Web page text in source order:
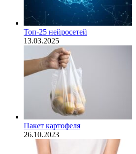
Топ-25 нейросетей
13.03.2025
Пакет картофеля
26.10.2023